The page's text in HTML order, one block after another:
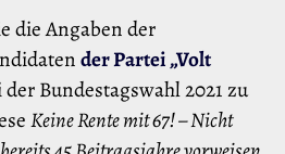
die Angaben der
der Partei „Volt
der Bundestagswahl 2021 zu
Keine Rente mit 67! – Nicht